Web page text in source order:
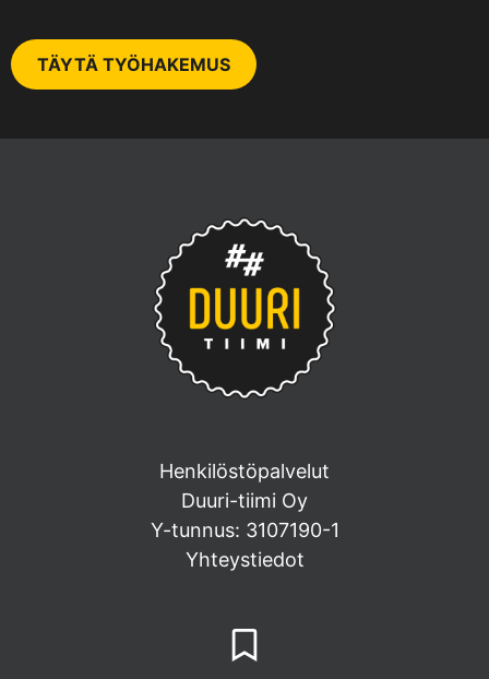
TÄYTÄ TYÖHAKEMUS
Henkilöstöpalvelut
Duuri-tiimi Oy
Y-tunnus: 3107190-1
Yhteystiedot